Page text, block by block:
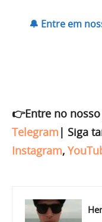
🔔 Entre em
👉Entre no
Telegram | Siga
Instagram,